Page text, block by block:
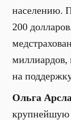
населению.
200
миллиардов,
на
Ольга
крупнейшую